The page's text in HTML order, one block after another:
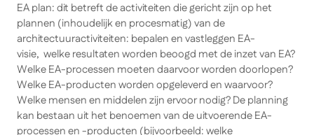
EA plan: dit betreft de activiteiten die gericht zijn op het
plannen (inhoudelijk en procesmatig) van de
architectuuractiviteiten: bepalen en vastleggen EA-
visie, welke resultaten worden beoogd met de inzet van EA?
Welke EA-processen moeten daarvoor worden doorlopen?
Welke EA-producten worden opgeleverd en waarvoor?
Welke mensen en middelen zijn ervoor nodig? De planning
kan bestaan uit het benoemen van de uitvoerende EA-
processen en -producten (bijvoorbeeld: welke